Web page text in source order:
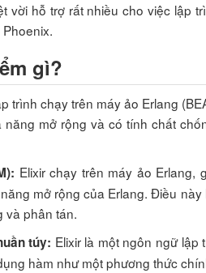
vời hỗ trợ rất nhiều cho việc lập
gì?
trình chạy trên máy ảo Erlang
mở rộng và có tính chất
Elixir chạy trên máy ảo
mở rộng của Erlang. Điều
và phân tán.
túy: Elixir là một ngôn ngữ
hàm như một phương thức